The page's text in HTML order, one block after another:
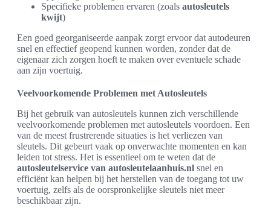
Specifieke problemen ervaren (zoals autosleutels
kwijt)
Een goed georganiseerde aanpak zorgt ervoor dat autodeuren
snel en effectief geopend kunnen worden, zonder dat de
eigenaar zich zorgen hoeft te maken over eventuele schade
aan zijn voertuig.
Veelvoorkomende Problemen met Autosleutels
Bij het gebruik van autosleutels kunnen zich verschillende
veelvoorkomende problemen met autosleutels voordoen. Een
van de meest frustrerende situaties is het verliezen van
sleutels. Dit gebeurt vaak op onverwachte momenten en kan
leiden tot stress. Het is essentieel om te weten dat de
autosleutelservice van autosleutelaanhuis.nl snel en
efficiënt kan helpen bij het herstellen van de toegang tot uw
voertuig, zelfs als de oorspronkelijke sleutels niet meer
beschikbaar zijn.